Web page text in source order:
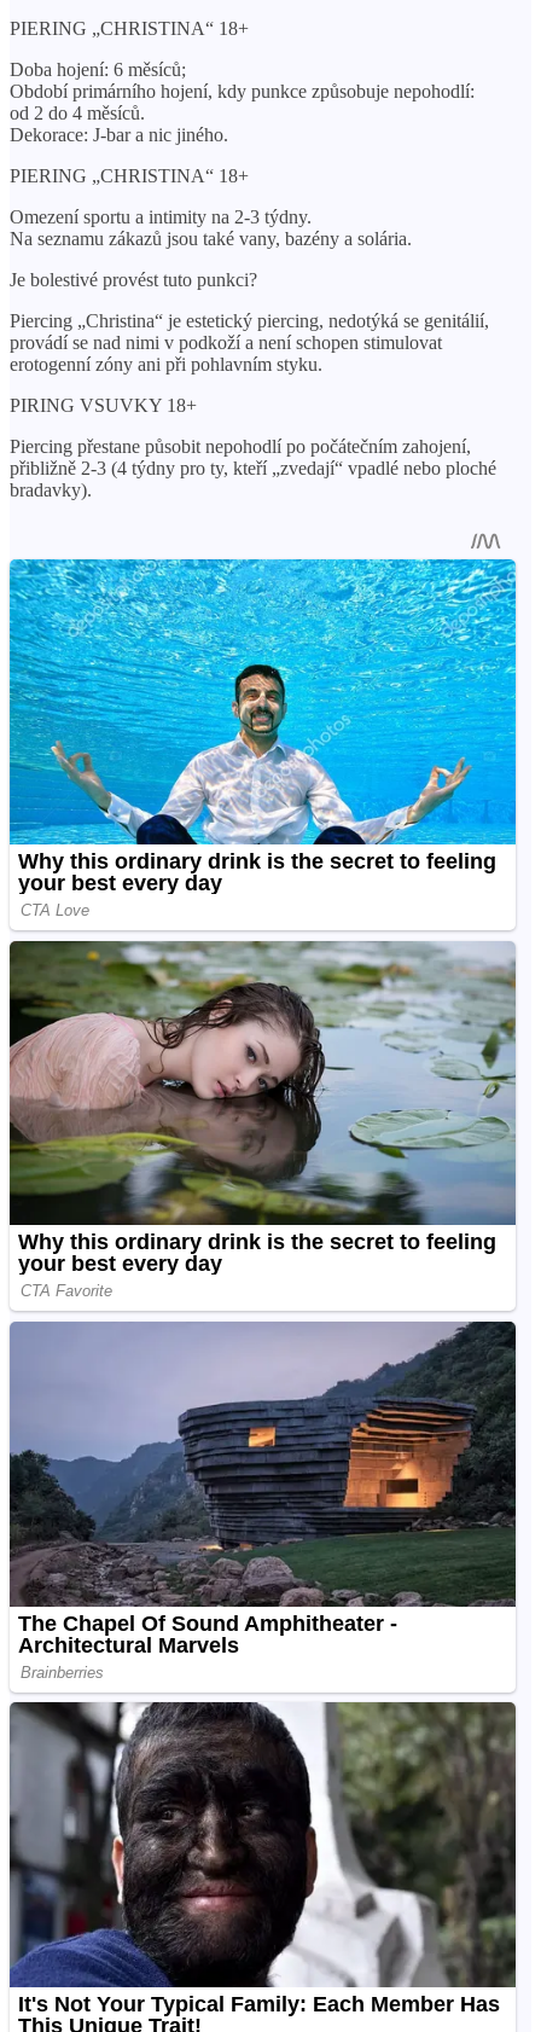
PIERING „CHRISTINA“ 18+
Doba hojení: 6 měsíců;
Období primárního hojení, kdy punkce způsobuje nepohodlí:
od 2 do 4 měsíců.
Dekorace: J-bar a nic jiného.
PIERING „CHRISTINA“ 18+
Omezení sportu a intimity na 2-3 týdny.
Na seznamu zákazů jsou také vany, bazény a solária.
Je bolestivé provést tuto punkci?
Piercing „Christina“ je estetický piercing, nedotýká se genitálií,
provádí se nad nimi v podkoží a není schopen stimulovat
erotogenní zóny ani při pohlavním styku.
PIRING VSUVKY 18+
Piercing přestane působit nepohodlí po počátečním zahojení,
přibližně 2-3 (4 týdny pro ty, kteří „zvedají“ vpadlé nebo ploché
bradavky).